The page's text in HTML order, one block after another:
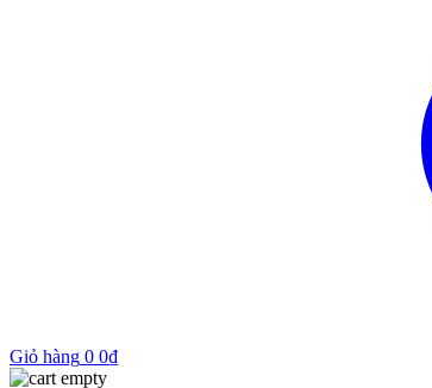
Giỏ hàng 0 0₫